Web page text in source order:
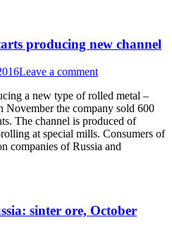
producing new channel
Leave a comment
a new type of rolled metal –
November the company sold 600
The channel is produced of
at special mills. Consumers of
companies of Russia and
sinter ore, October